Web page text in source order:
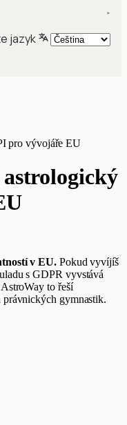
▾
jazyk
pro vývojáře EU
v EU. Pokud vyvíjíš
s GDPR vyvstává
to řeší
právnických gymnastik.